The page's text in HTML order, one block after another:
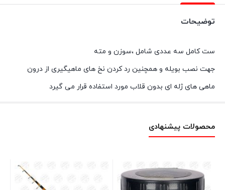
توضیحات
ست کامل سه عددی شامل ،سوزن و مته
جهت نصب بویله و همچنین رد کردن نخ های ماهیگیری از درون
ماهی های ژله ای بدون قلاب مورد استفاده قرار می گیرد
محصولات پیشنهادی